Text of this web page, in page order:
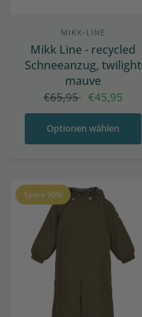
MIKK-LINE
Mikk Line - recycled
Schneeanzug, twilight
mauve
€65,95 €45,95
Optionen wählen
Spare 30%